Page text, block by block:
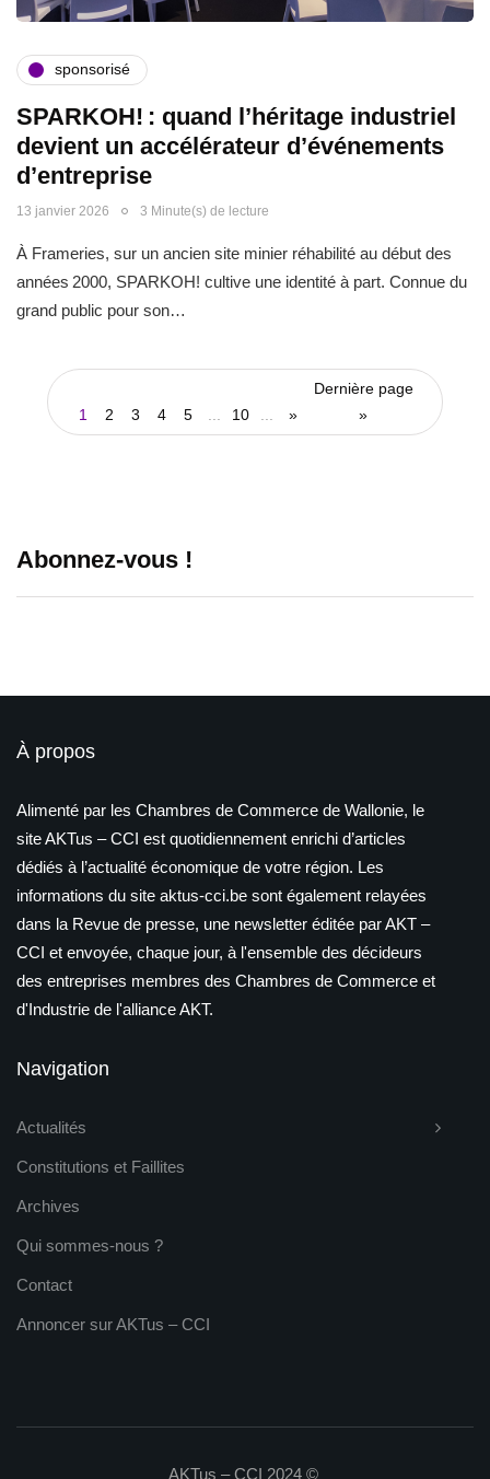
sponsorisé
SPARKOH! : quand l’héritage industriel
devient un accélérateur d’événements
d’entreprise
13 janvier 2026 3 Minute(s) de lecture
À Frameries, sur un ancien site minier réhabilité au début des
années 2000, SPARKOH! cultive une identité à part. Connue du
grand public pour son…
1 2 3 4 5 10 »
Dernière page
»
Abonnez-vous !
À propos
Alimenté par les Chambres de Commerce de Wallonie, le
site AKTus – CCI est quotidiennement enrichi d’articles
dédiés à l’actualité économique de votre région. Les
informations du site aktus-cci.be sont également relayées
dans la Revue de presse, une newsletter éditée par AKT –
CCI et envoyée, chaque jour, à l'ensemble des décideurs
des entreprises membres des Chambres de Commerce et
d'Industrie de l'alliance AKT.
Navigation
Actualités
Constitutions et Faillites
Archives
Qui sommes-nous ?
Contact
Annoncer sur AKTus – CCI
AKTus – CCI 2024 ©